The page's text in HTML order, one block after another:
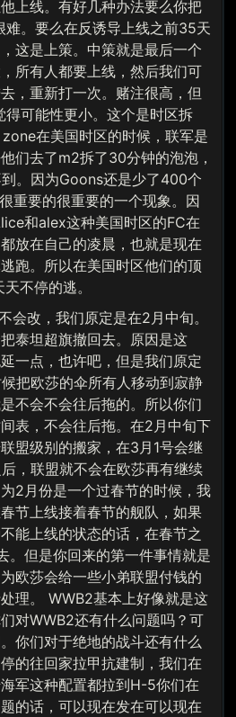
上线。有好几种办法要么你把
难。要么在反诱导上线之前35天
这是上策。中策就是最后一个
所有人都要上线，然后我们可
，重新打一次。赌注很高，但
得可能性更小。这个是时区拆
在美国时区的时候，联军是
们去了m2拆了30分钟的泡泡，
。因为Goons还是少了400个
重要的很重要的一个现象。因
和alex这种美国时区的FC在
放在自己的凌晨，也就是现在
跑。所以在美国时区他们的顶
不停的逃。
会改，我们原定是在2月中旬。
泰坦超旗撤回去。原因是这
一点，也许吧，但是我们原定
把欧莎的伞所有人移动到寂静
不会不会往后拖的。所以你们
表，不会往后拖。在2月中旬下
盟级别的搬家，在3月1号会继
，联盟就不会在欧莎再有继续
2月份是一个过春节的时候，我
节上线接着春节的舰队，如果
能上线的状态的话，在春节之
。但是你回来的第一件事情就是
欧莎会给一些小弟联盟付钱的
理。 WWB2基本上好像就是这
对WWB2还有什么问题吗？可
你们对于绝地的战斗还有什么
的往回家拉甲抗建制，我们在
军这种配置都拉到H-5你们在
的话，可以现在发在可以现在